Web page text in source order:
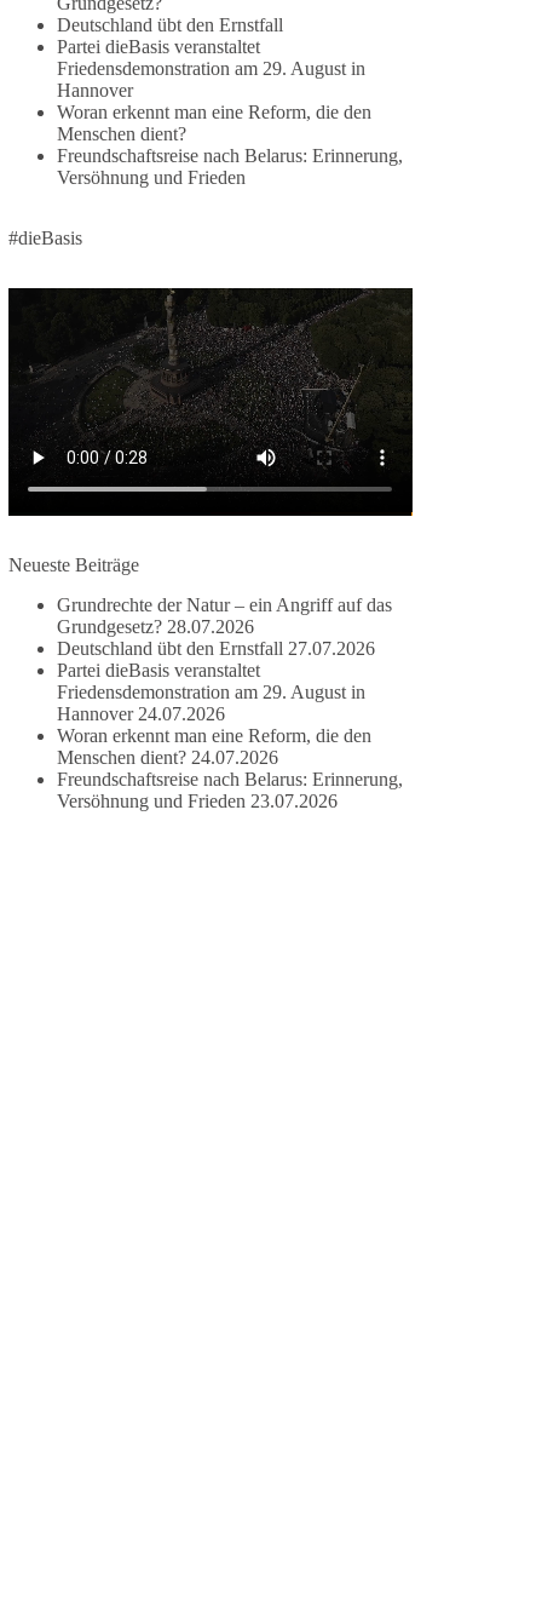
🕊 Wir wollen den Krieg mit Russland nicht!
Am 20. Juni 2026 fand in Berlin am
Brandenburger Tor die Demonstration mit dem
Motto „Russland ist nicht unser Feind“ statt.
Hier ein Auszug aus der Rede von der
Bundestagsabgeordneten Sevim Dağdelen
Revanchismus!“
👉 Hier geht es zum vollständigen Video:
https://www.youtube.com/live/a9hOswSNg4I?
si=2b_C6GgNY9EB-rXw
🟩🟩🟦🟦🟥🟥🟧🟧
#dieBasis #frieden
#friedenspartei
377 Auf Facebook ansehen
DieBasis
2 Tage(n) zuvor
Wusstest du, dass ein guter Antrag nicht besser
Deutschland übt den Ernstfall
Partei dieBasis veranstaltet
Friedensdemonstration am 29. August in
Hannover
Woran erkennt man eine Reform, die den
Menschen dient?
Freundschaftsreise nach Belarus: Erinnerung,
Versöhnung und Frieden
#dieBasis
Neueste Beiträge
Grundrechte der Natur – ein Angriff auf das
Grundgesetz? 28.07.2026
Deutschland übt den Ernstfall 27.07.2026
Partei dieBasis veranstaltet
Friedensdemonstration am 29. August in
Hannover 24.07.2026
Woran erkennt man eine Reform, die den
Menschen dient? 24.07.2026
Freundschaftsreise nach Belarus: Erinnerung,
Versöhnung und Frieden 23.07.2026